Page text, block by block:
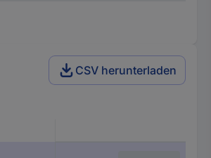
CSV herunterladen